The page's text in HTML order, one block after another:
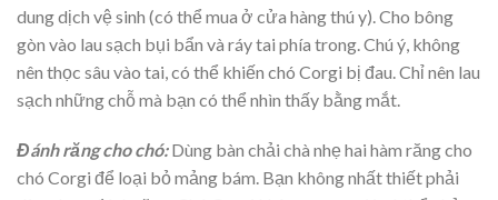
dung dịch vệ sinh (có thể mua ở cửa hàng thú y). Cho bông
gòn vào lau sạch bụi bẩn và ráy tai phía trong. Chú ý, không
nên thọc sâu vào tai, có thể khiến chó Corgi bị đau. Chỉ nên lau
sạch những chỗ mà bạn có thể nhìn thấy bằng mắt.
Đánh răng cho chó:Dùng bàn chải chà nhẹ hai hàm răng cho
chó Corgi để loại bỏ mảng bám. Bạn không nhất thiết phải